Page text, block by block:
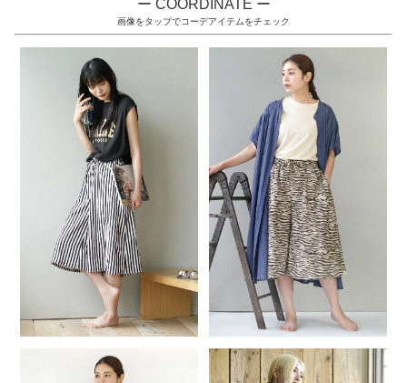
ー COORDINATE ー
画像をタップでコーデアイテムをチェック